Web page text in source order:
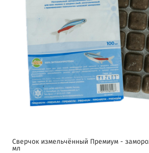
Сверчок измельчённый Премиум -
мл